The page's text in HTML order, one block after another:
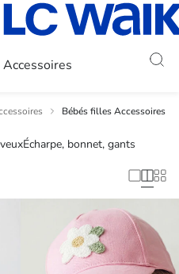
Bébés filles Accessoires
Écharpe, bonnet, gants